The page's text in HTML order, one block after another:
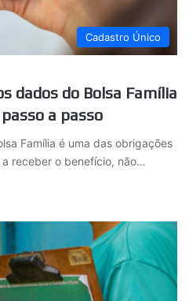
Cadastro Único
dados do Bolsa Família
a passo
Família é uma das obrigações
receber o benefício, não…